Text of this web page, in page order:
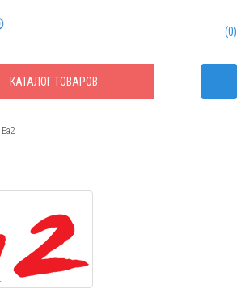
КАТАЛОГТОВАРОВ
0
Ea2